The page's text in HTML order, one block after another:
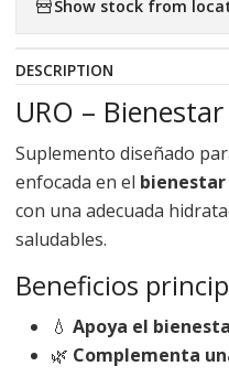
Show stock from
DESCRIPTION
URO –
Suplemento diseñado
enfocada en el
con una adecuada
saludables.
Beneficios
💧 Apoya el
🌿 Complementa